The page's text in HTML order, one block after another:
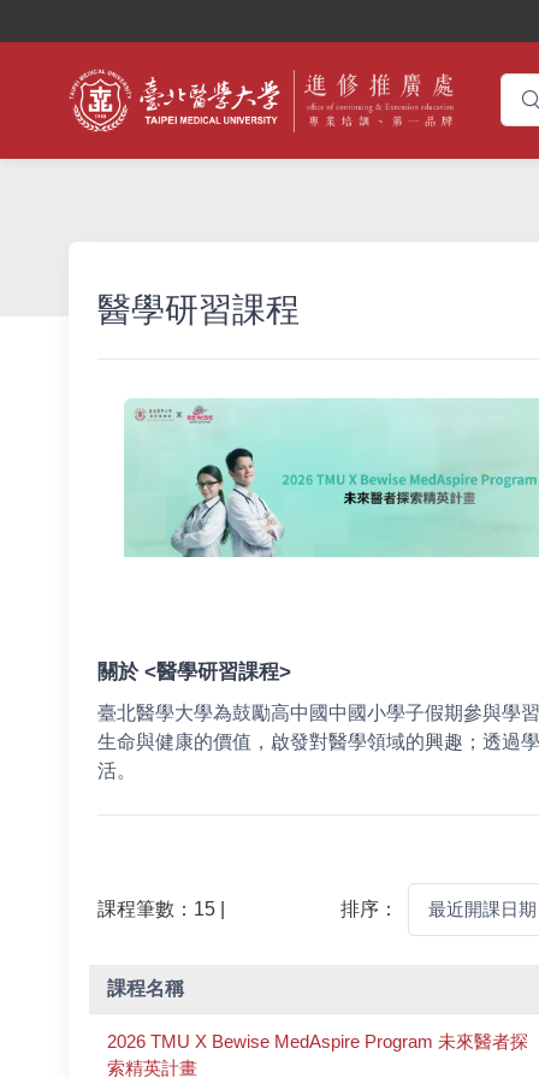
醫學研習課程
關於 <醫學研習課程>
臺北醫學大學為鼓勵高中國中國小學子假期參與學
生命與健康的價值，啟發對醫學領域的興趣；透過
活。
課程筆數：15 | 排序：
課程名稱
2026 TMU X Bewise MedAspire Program 未來醫者探
索精英計畫